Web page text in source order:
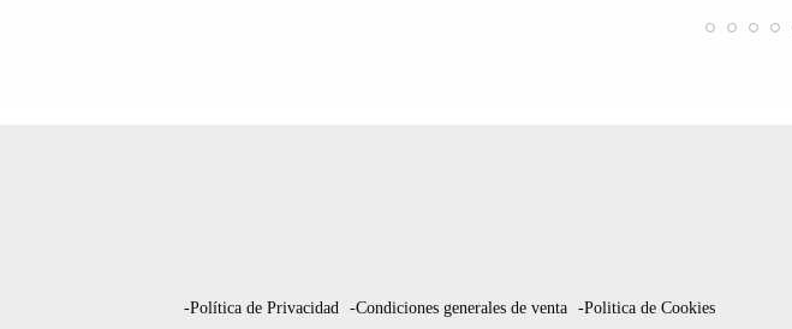
-Política de Privacidad -Condiciones generales de venta -Politica de Cookies